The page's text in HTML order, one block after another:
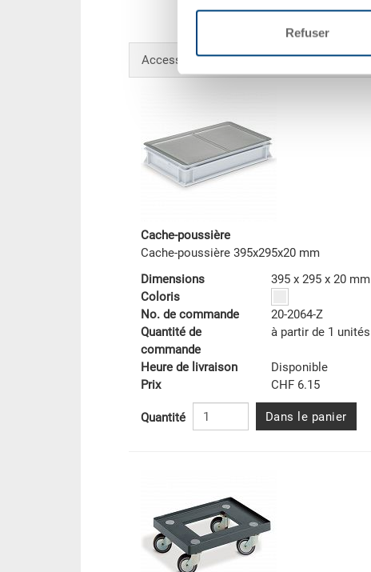
Refuser
Accessoires en option
Cache-poussière
Cache-poussière 395x295x20 mm
Dimensions
395 x 295 x 20 mm
Coloris
No. de commande
20-2064-Z
Quantité de
commande
à partir de 1 unités
Heure de livraison
Disponible
Prix
CHF 6.15
Quantité Dans le panier